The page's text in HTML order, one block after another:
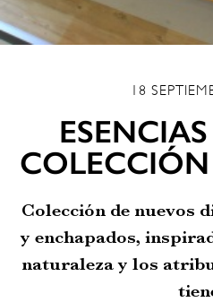
18
Colección de nuevos
y enchapados,
naturaleza y los